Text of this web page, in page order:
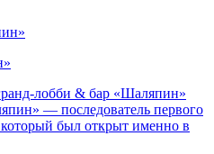
лобби & бар «Шаляпин»
— последователь первого
был открыт именно в